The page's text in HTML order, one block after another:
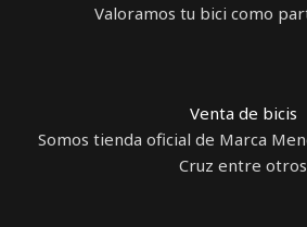
Valoramos tu bici como
Venta de bicis
Somos tienda oficial de Marca
Cruz entre otros